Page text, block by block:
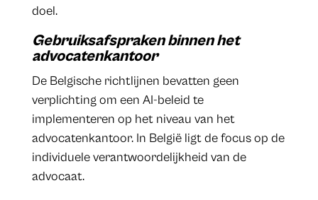
doel.
Gebruiksafspraken binnen het
advocatenkantoor
De Belgische richtlijnen bevatten geen
verplichting om een AI-beleid te
implementeren op het niveau van het
advocatenkantoor. In België ligt de focus op de
individuele verantwoordelijkheid van de
advocaat.